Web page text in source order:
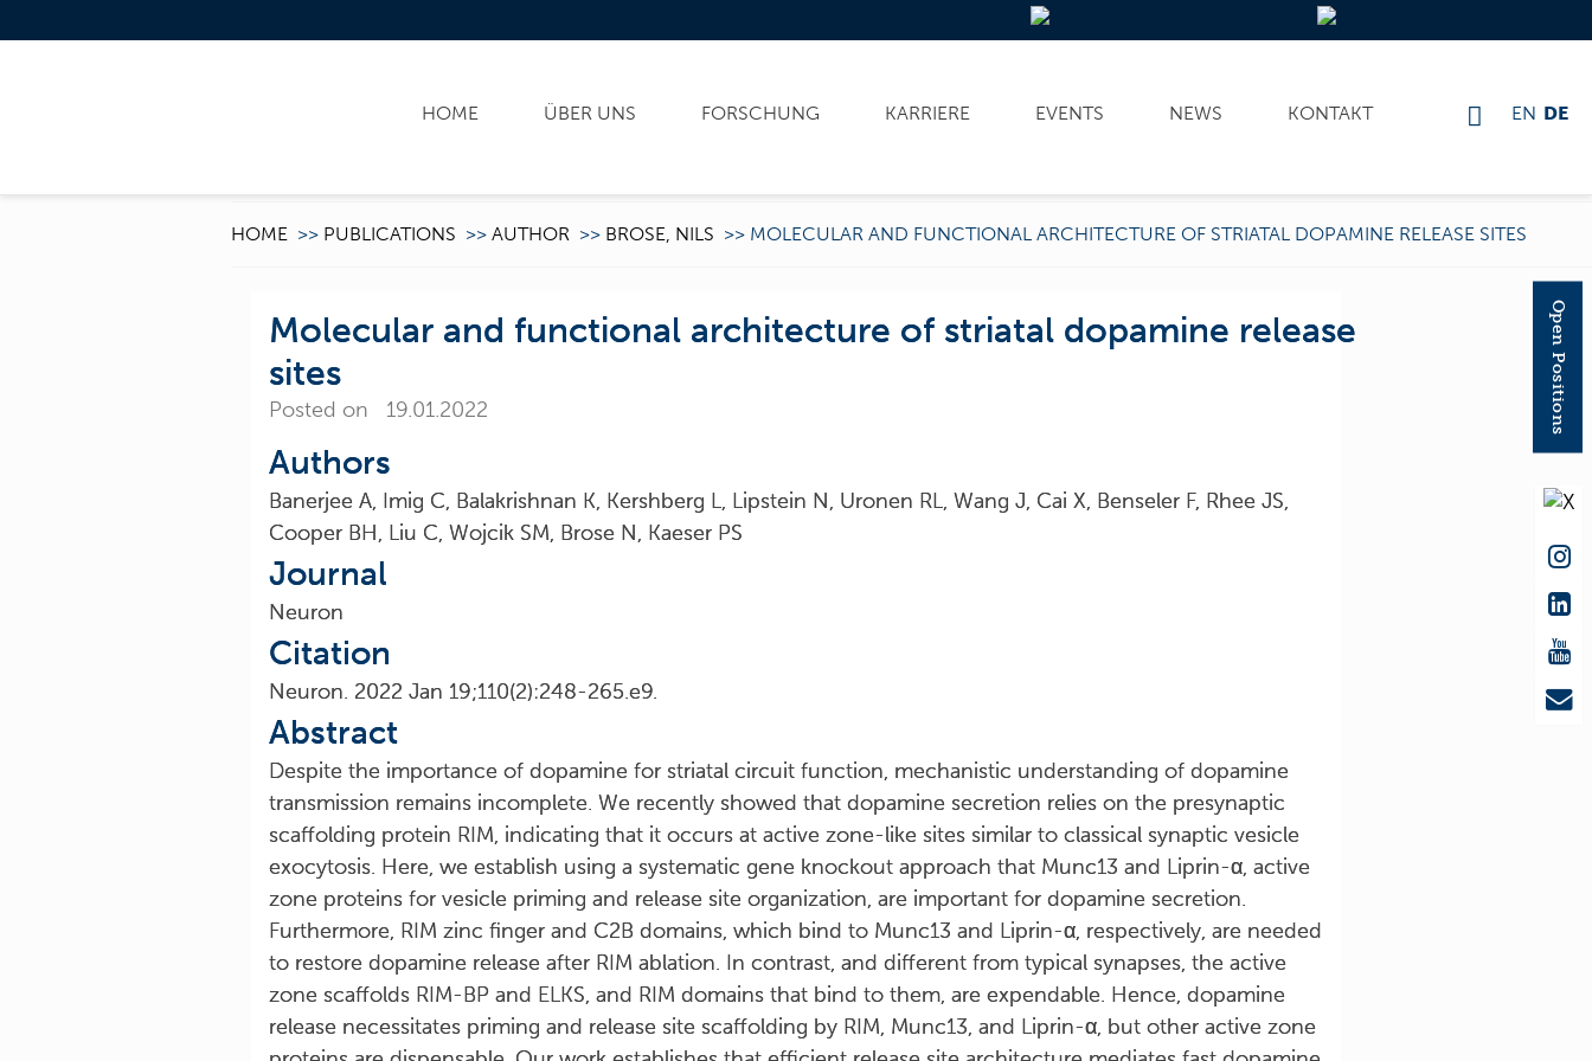
HOME ÜBER UNS FORSCHUNG KARRIERE EVENTS NEWS KONTAKT EN DE
HOME >> PUBLICATIONS >> AUTHOR >> BROSE, NILS >> MOLECULAR AND FUNCTIONAL ARCHITECTURE OF STRIATAL DOPAMINE RELEASE SITES
Molecular and functional architecture of striatal dopamine release
sites
Posted on 19.01.2022
Authors
Banerjee A, Imig C, Balakrishnan K, Kershberg L, Lipstein N, Uronen RL, Wang J, Cai X, Benseler F, Rhee JS,
Cooper BH, Liu C, Wojcik SM, Brose N, Kaeser PS
Journal
Neuron
Citation
Neuron. 2022 Jan 19;110(2):248-265.e9.
Abstract
Despite the importance of dopamine for striatal circuit function, mechanistic understanding of dopamine
transmission remains incomplete. We recently showed that dopamine secretion relies on the presynaptic
scaffolding protein RIM, indicating that it occurs at active zone-like sites similar to classical synaptic vesicle
exocytosis. Here, we establish using a systematic gene knockout approach that Munc13 and Liprin-α, active
zone proteins for vesicle priming and release site organization, are important for dopamine secretion.
Furthermore, RIM zinc finger and C2B domains, which bind to Munc13 and Liprin-α, respectively, are needed
to restore dopamine release after RIM ablation. In contrast, and different from typical synapses, the active
zone scaffolds RIM-BP and ELKS, and RIM domains that bind to them, are expendable. Hence, dopamine
release necessitates priming and release site scaffolding by RIM, Munc13, and Liprin-α, but other active zone
Open Positions